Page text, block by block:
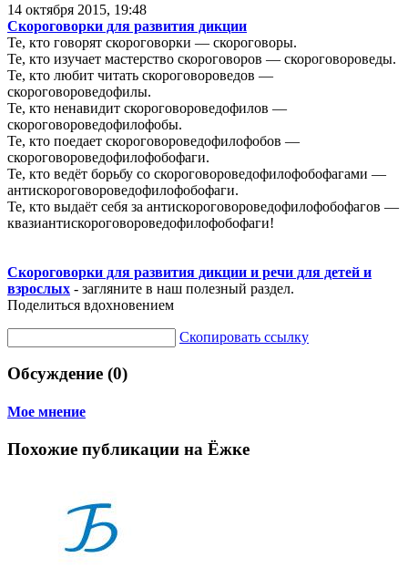
14 октября 2015, 19:48
Скороговорки для развития дикции
Те, кто говорят скороговорки — скороговоры.
Те, кто изучает мастерство скороговоров — скороговороведы.
Те, кто любит читать скороговороведов —
скороговороведофилы.
Те, кто ненавидит скороговороведофилов —
скороговороведофилофобы.
Те, кто поедает скороговороведофилофобов —
скороговороведофилофобофаги.
Те, кто ведёт борьбу со скороговороведофилофобофагами —
антискороговороведофилофобофаги.
Те, кто выдаёт себя за антискороговороведофилофобофагов —
квазиантискороговороведофилофобофаги!
Скороговорки для развития дикции и речи для детей и
взрослых - загляните в наш полезный раздел.
Поделиться вдохновением
Скопировать ссылку
Обсуждение (0)
Мое мнение
Похожие публикации на Ёжке